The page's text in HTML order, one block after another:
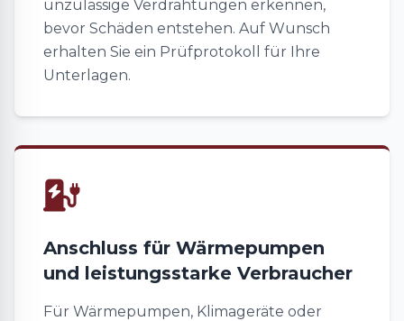
unzulässige Verdrahtungen erkennen,
bevor Schäden entstehen. Auf Wunsch
erhalten Sie ein Prüfprotokoll für Ihre
Unterlagen.
Anschluss für Wärmepumpen
und leistungsstarke Verbraucher
Für Wärmepumpen, Klimageräte oder